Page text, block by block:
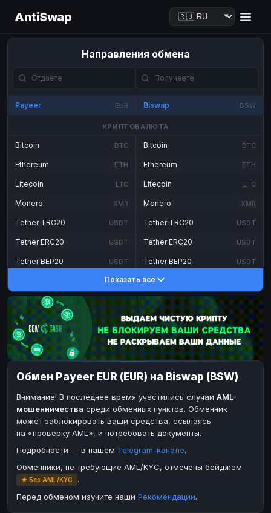
AntiSwap
Направления обмена
Payeer EUR Biswap BSW
КРИПТОВАЛЮТА
Bitcoin BTC
Ethereum ETH
Litecoin LTC
Monero XMR
Tether TRC20 USDT
Tether ERC20 USDT
Tether BEP20 USDT
DASH
Toncoin TON
Dogecoin DOGE
TRX TRON
Bitcoin Cash BCH
BinanceCoin BEP20
Ether Classic ETC
Ripple XRP
Bitcoin BTC
Ethereum ETH
Litecoin LTC
Monero XMR
Tether TRC20 USDT
Tether ERC20 USDT
Tether BEP20 USDT
DASH
Toncoin TON
Dogecoin DOGE
TRX TRON
Bitcoin Cash BCH
BinanceCoin BEP20
Ether Classic
Solana
Ripple
ЭЛЕКТРОННЫЕ ДЕНЬГИ
Paxum
Perfect Money USD Perfect Money
Показать все
Обмен Payeer EUR (EUR) на Biswap (BSW)
Внимание! В последнее время участились случаи AML-
мошенничества среди обменных пунктов. Обменник
может заблокировать ваши средства, ссылаясь
на «проверку AML», и потребовать документы.
Подробности — в нашем Telegram-канале.
Обменники, не требующие AML/KYC, отмечены бейджем
★ Без AML/KYC
.
Перед обменом изучите наши Рекомендации.